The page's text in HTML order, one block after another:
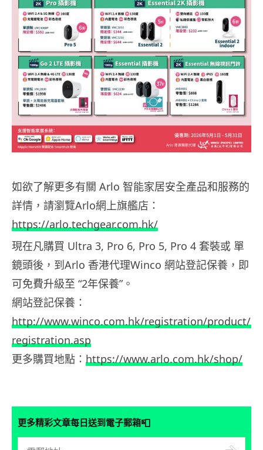
如欲了解更多有關 Arlo 智能家居安全產品和服務的
詳情，請瀏覽Arlo網上旗艦店：
https://arlo.techgear.com.hk/
現在凡購買 Ultra 3, Pro 6, Pro 5, Pro 4 套裝或 單
鏡頭後，到Arlo 香港代理Winco 網站登記保養，即
可免費升級至 “2年保養”。
網站登記保養：
http://www.winco.com.hk/registration/product/
registration.asp
更多購買地點： https://www.arlo.com.hk/shop/
更多精彩文章每日送到電子郵箱📮